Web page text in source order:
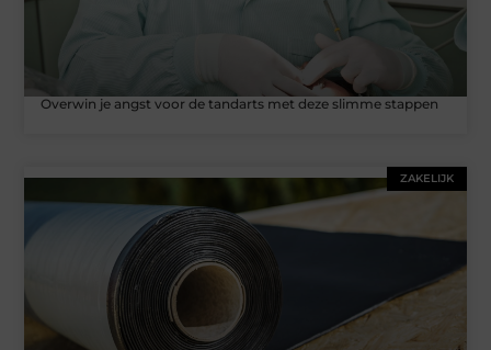
Overwin je angst voor de tandarts met deze slimme stappen
ZAKELIJK